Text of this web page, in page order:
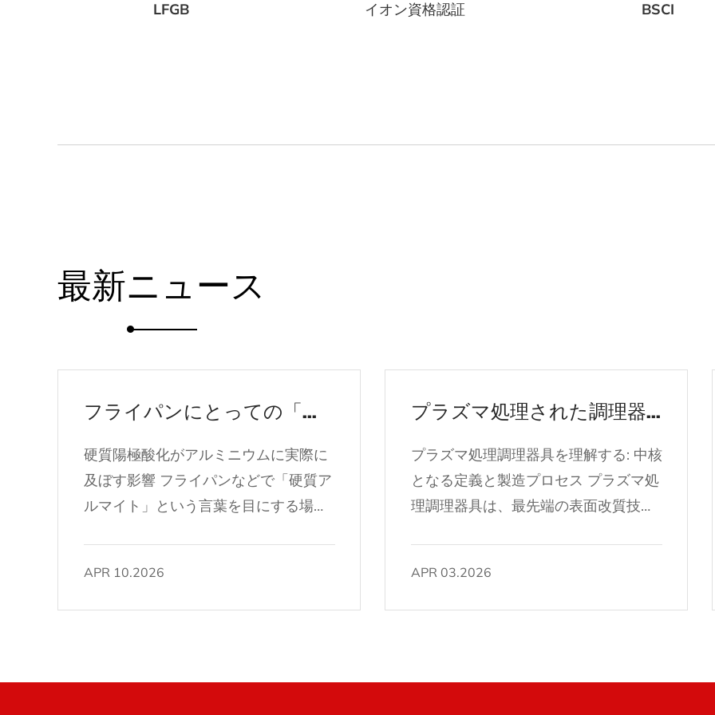
LFGB イオン資格認証 BSCI
最新ニュース
フライパンにとっての「硬質アルマイト」とは一体何なのでしょうか？
硬質陽極酸化がアルミニウムに実際に
及ぼす影響 フライパンなどで「硬質ア
ルマイト」という言葉を目にする場
プロセスは次のように呼ばれます 硬質
陽極酸化処理 金属の最外層を根本的に
体をより高密度で硬い化合物、つまり
APR 10.2026
プラズマ処理された調理器具とは何ですか?従来の焦げ付き防止加工とどう違うのですか?
プラズマ処理調理器具を理解する: 中核
となる定義と製造プロセス プラズマ処
理調理器具は、最先端の表面改質技術
おいて強化された焦げ付き防止性能、
耐久性、安全性を提供するように設計
理器具とは異なり、 プラズマ処理され
APR 03.2026